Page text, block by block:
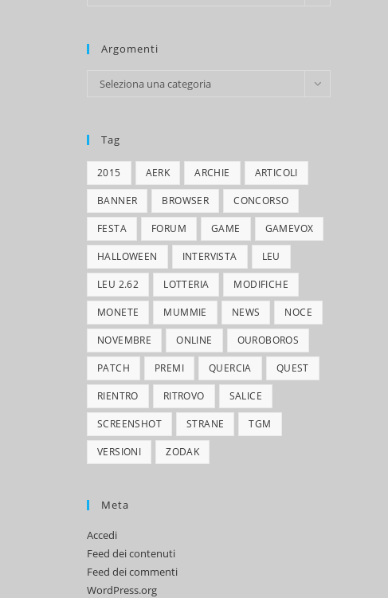
Argomenti
Argomenti
Seleziona una categoria
Tag
2015 AERK ARCHIE ARTICOLI
BANNER BROWSER CONCORSO
FESTA FORUM GAME GAMEVOX
HALLOWEEN INTERVISTA LEU
LEU 2.62 LOTTERIA MODIFICHE
MONETE MUMMIE NEWS NOCE
NOVEMBRE ONLINE OUROBOROS
PATCH PREMI QUERCIA QUEST
RIENTRO RITROVO SALICE
SCREENSHOT STRANE TGM
VERSIONI ZODAK
Meta
Accedi
Feed dei contenuti
Feed dei commenti
WordPress.org